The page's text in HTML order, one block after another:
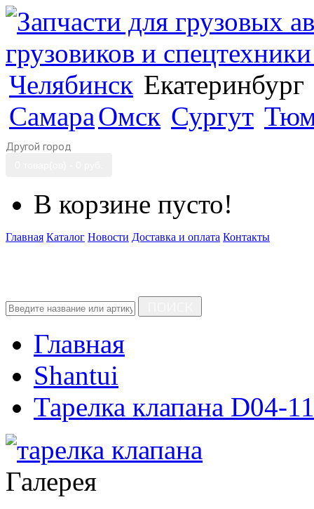
Челябинск Екатеринбург
СамараОмск Сургут
Другой город
В корзине пусто!
Главная Каталог Новости Доставка и оплата Контакты
Главная
Shantui
Тарелка клапана D04-
Галерея